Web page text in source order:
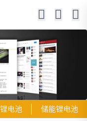
电池 储能锂电池